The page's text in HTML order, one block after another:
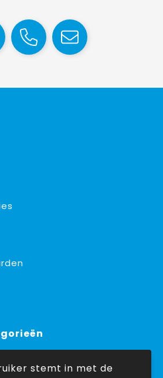
stemt in met de